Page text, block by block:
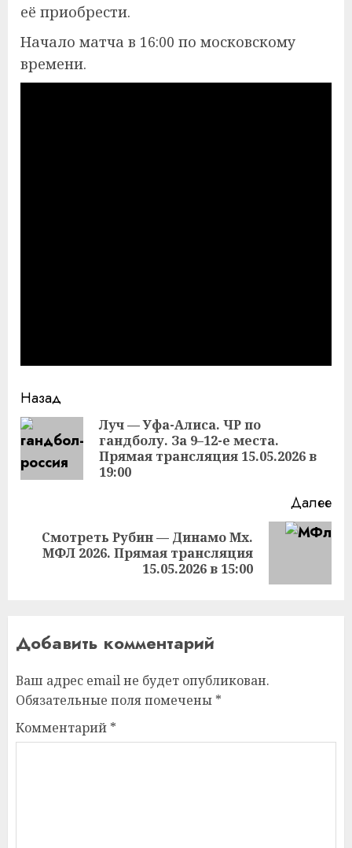
её приобрести.
Начало матча в 16:00 по московскому
времени.
Продолжить
чтение
Назад
Луч — Уфа-Алиса. ЧР по
гандболу. За 9–12-е места.
Прямая трансляция 15.05.2026 в
19:00
Далее
Следующая
Смотреть Рубин — Динамо Мх.
МФЛ 2026. Прямая трансляция
15.05.2026 в 15:00
Добавить комментарий
Ваш адрес email не будет опубликован.
Обязательные поля помечены *
Комментарий *